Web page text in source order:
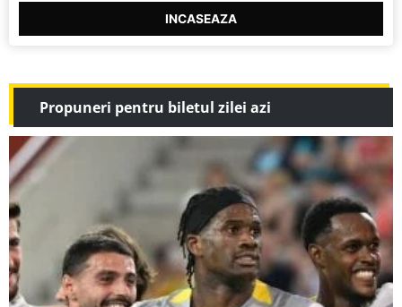
INCASEAZA
Propuneri pentru biletul zilei azi